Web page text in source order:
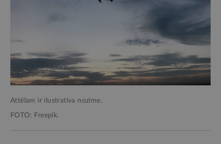
Attēlam ir ilustratīva nozīme.
FOTO: Freepik.